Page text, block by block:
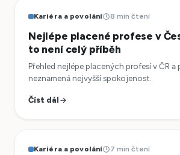
Kariéra a povolání 8 min čtení
Nejlépe placené profese v
to není celý příběh
Přehled nejlépe placených profesí v ČR a
neznamená nejvyšší spokojenost.
Číst dál
Kariéra a povolání 7 min čtení